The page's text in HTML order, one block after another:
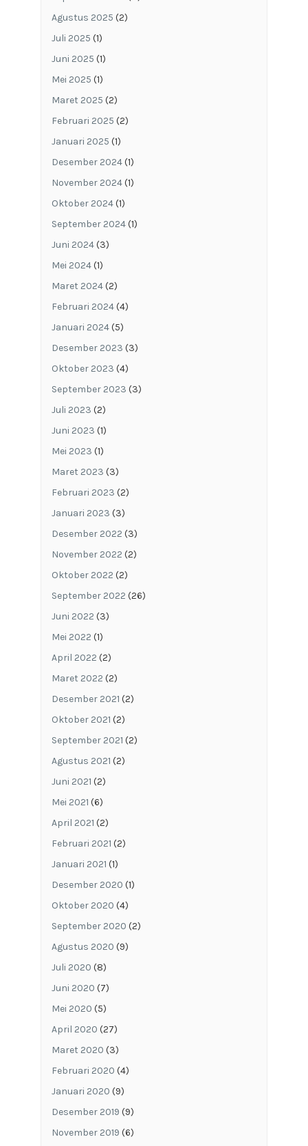
Agustus 2025 (2)
Juli 2025 (1)
Juni 2025 (1)
Mei 2025 (1)
Maret 2025 (2)
Februari 2025 (2)
Januari 2025 (1)
Desember 2024(1)
November 2024(1)
Oktober 2024(1)
September 2024(1)
Juni 2024(3)
Mei 2024(1)
Maret 2024(2)
Februari 2024(4)
Januari 2024(5)
Desember 2023 (3)
Oktober 2023 (4)
September 2023 (3)
Juli 2023 (2)
Juni 2023 (1)
Mei 2023 (1)
Maret 2023 (3)
Februari 2023 (2)
Januari 2023 (3)
Desember 2022 (3)
November 2022 (2)
Oktober 2022 (2)
September 2022 (26)
Juni 2022 (3)
Mei 2022 (1)
April 2022 (2)
Maret 2022 (2)
Desember 2021 (2)
Oktober 2021 (2)
September 2021 (2)
Agustus 2021 (2)
Juni 2021 (2)
Mei 2021 (6)
April 2021 (2)
Februari 2021 (2)
Januari 2021 (1)
Desember 2020 (1)
Oktober 2020 (4)
September 2020 (2)
Agustus 2020 (9)
Juli 2020 (8)
Juni 2020 (7)
Mei 2020 (5)
April 2020 (27)
Maret 2020 (3)
Februari 2020 (4)
Januari 2020 (9)
Desember 2019 (9)
November 2019 (6)